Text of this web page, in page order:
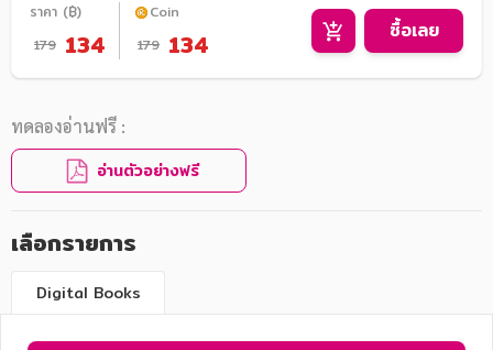
ราคา (฿)
179 134
Coin
179 134 ซื้อเลย
ทดลองอ่านฟรี :
อ่านตัวอย่างฟรี
เลือกรายการ
Digital Books